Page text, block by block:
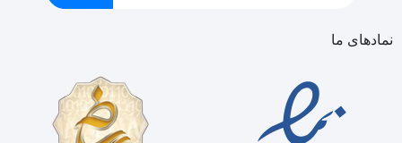
نمادهای ما